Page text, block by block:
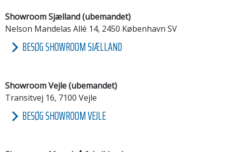
Showroom Sjælland (ubemandet)
Nelson Mandelas Allé 14, 2450 København SV
BESØG SHOWROOM SJÆLLAND
Showroom Vejle (ubemandet)
Transitvej 16, 7100 Vejle
BESØG SHOWROOM VEJLE